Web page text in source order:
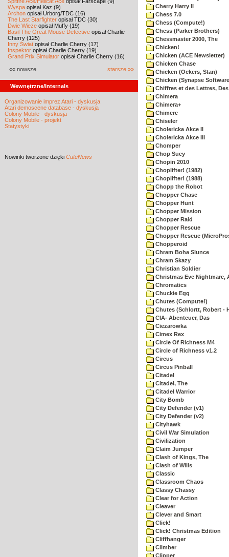
Wyspa opisał Kaz (9)
Archon opisał Urborg/TDC (16)
The Last Starfighter opisał TDC (30)
Dwie Wieże opisał Muffy (19)
Basil The Great Mouse Detective opisał Charlie
Cherry (125)
Inny Świat opisał Charlie Cherry (17)
Inspektor opisał Charlie Cherry (19)
Grand Prix Simulator opisał Charlie Cherry (16)
«« nowsze starsze »»
Wewnętrzne/Internals
Organizowanie imprez Atari - dyskusja
Atari demoscene database - dyskusja
Colony Mobile - dyskusja
Colony Mobile - projekt
Statystyki
Nowinki tworzone dzięki CuteNews
Cherry Harry II
Chess 7.0
Chess (Compute!)
Chess (Parker Brothers)
Chessmaster 2000, The
Chicken!
Chicken (ACE Newsletter)
Chicken Chase
Chicken (Ockers, Stan)
Chicken (Synapse
Chiffres et des Lettres, Des
Chimera
Chimera+
Chimere
Chiseler
Cholericka Akce II
Cholericka Akce III
Chomper
Chop Suey
Chopin 2010
Choplifter! (1982)
Choplifter! (1988)
Chopp the Robot
Chopper Chase
Chopper Hunt
Chopper Mission
Chopper Raid
Chopper Rescue
Chopper Rescue
Chopperoid
Chram Boha Slunce
Chram Skazy
Christian Soldier
Christmas Eve Nightmare,
Chromatics
Chuckie Egg
Chutes (Compute!)
Chutes (Schlortt, Robert -
CIA- Abenteuer, Das
Ciezarowka
Cimex Rex
Circle Of Richness M4
Circle of Richness v1.2
Circus
Circus Pinball
Citadel
Citadel, The
Citadel Warrior
City Bomb
City Defender (v1)
City Defender (v2)
Cityhawk
Civil War Simulation
Civilization
Claim Jumper
Clash of Kings, The
Clash of Wills
Classic
Classroom Chaos
Classy Chassy
Clear for Action
Cleaver
Clever and Smart
Click!
Click! Christmas Edition
Cliffhanger
Climber
Clipper